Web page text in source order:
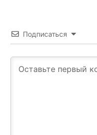
Подписаться